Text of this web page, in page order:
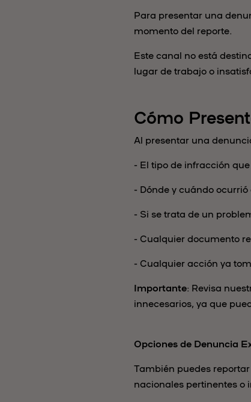
Para presentar una
momento del reporte.
Este canal no está
lugar de trabajo o
Cómo
Al presentar una
- El tipo de infracción
- Dónde y cuándo
- Si se trata de un
- Cualquier documento
- Cualquier acción ya
Importante: Revisa
innecesarios, ya que
Opciones de Denuncia
También puedes
nacionales pertinentes o